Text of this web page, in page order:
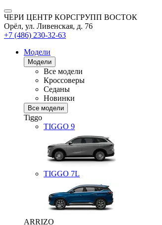
ЧЕРИ ЦЕНТР КОРСГРУПП ВОСТОК
Орёл, ул. Ливенская, д. 76
+7 (486) 230-32-63
Модели
Модели
Все модели
Кроссоверы
Седаны
Новинки
Все модели
Tiggo
TIGGO 9
TIGGO 7L
ARRIZO